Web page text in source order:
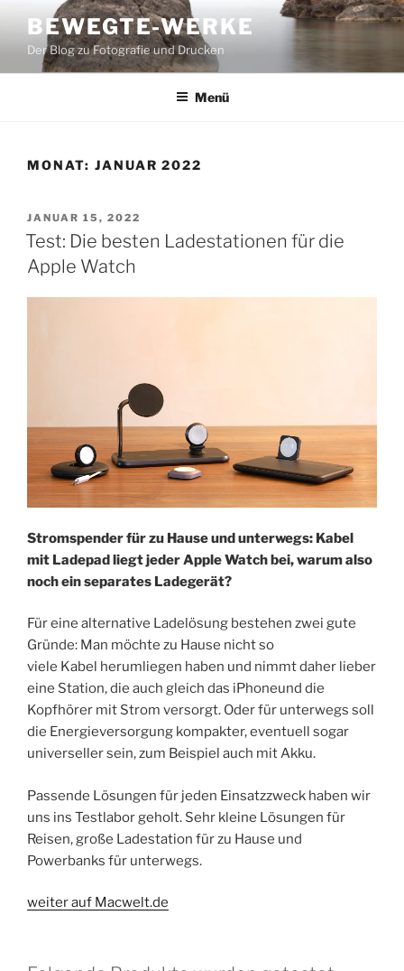
Inhalt
springen
BEWEGTE-WERKE
Der Blog zu Fotografie und Drucken
Menü
MONAT: JANUAR 2022
VERÖFFENTLICHT
AM
JANUAR 15, 2022
Test: Die besten Ladestationen für die
Apple Watch
Stromspender für zu Hause und unterwegs: Kabel
mit Ladepad liegt jeder Apple Watch bei, warum also
noch ein separates Ladegerät?
Für eine alternative Ladelösung bestehen zwei gute
Gründe: Man möchte zu Hause nicht so
viele Kabel herumliegen haben und nimmt daher lieber
eine Station, die auch gleich das iPhoneund die
Kopfhörer mit Strom versorgt. Oder für unterwegs soll
die Energieversorgung kompakter, eventuell sogar
universeller sein, zum Beispiel auch mit Akku.
Passende Lösungen für jeden Einsatzzweck haben wir
uns ins Testlabor geholt. Sehr kleine Lösungen für
Reisen, große Ladestation für zu Hause und
Powerbanks für unterwegs.
weiter auf Macwelt.de